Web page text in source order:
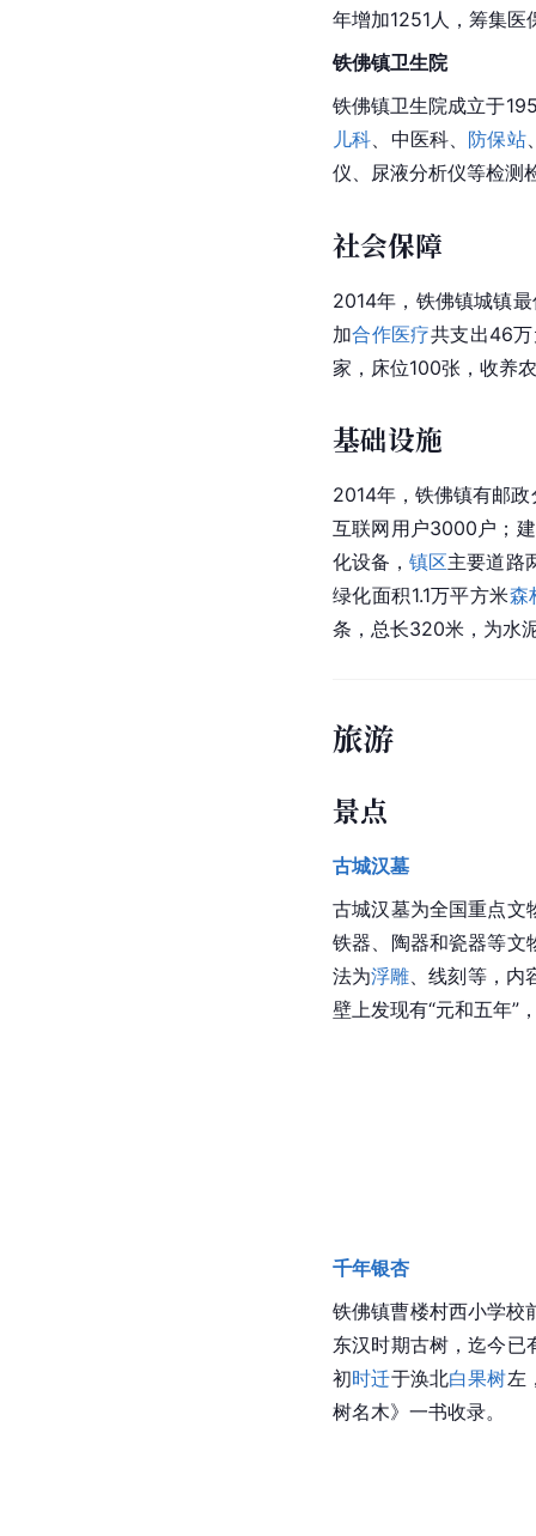
年增加1251人，筹集
铁佛镇卫生院
铁佛镇卫生院成立于
儿科、中医科、 防保站
仪、尿液分析仪等检测
社会保障
2014年，铁佛镇城镇
加合作医疗共支出46
家，床位100张，收养
基础设施
2014年，铁佛镇有邮
互联网用户3000户；
化设备，镇区主要道路
绿化面积1.1万平方米森
条，总长320米，为水
旅游
景点
古城汉墓
古城汉墓为全国重点文
铁器、陶器和瓷器等文
法为浮雕 、线刻等，内
壁上发现有“元和五年”
千年银杏
铁佛镇曹楼村西小学校
东汉时期古树，迄今已
初时迁于涣北白果树左
树名木》一书收录。